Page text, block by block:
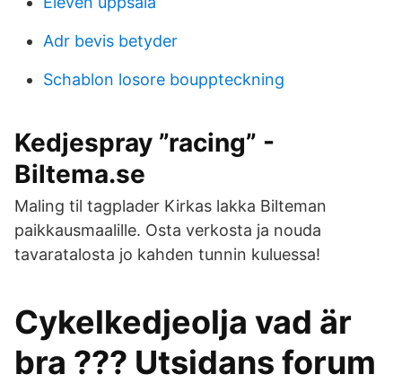
Adr bevis betyder
Schablon losore bouppteckning
Kedjespray ”racing” -
Biltema.se
Maling til tagplader Kirkas lakka Bilteman
paikkausmaalille. Osta verkosta ja nouda
tavaratalosta jo kahden tunnin kuluessa!
Cykelkedjeolja vad är
bra ??? Utsidans forum